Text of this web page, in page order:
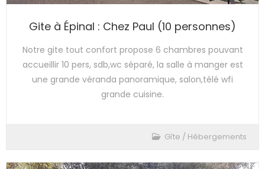
Gite à Épinal : Chez Paul (10 personnes)
Notre gite tout confort propose 6 chambres pouvant
accueillir 10 pers, sdb,wc séparé, la salle à manger est
une grande véranda panoramique, salon,télé wfi
grande cuisine.
Gîte / Hébergements